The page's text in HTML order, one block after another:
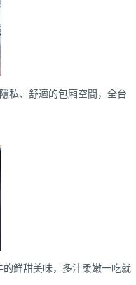
私、舒適的包廂空間，全台
鮮甜美味，多汁柔嫩一吃就